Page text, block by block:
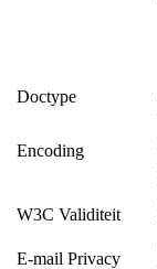
Doctype
Encoding
W3C Validiteit
E-mail Privacy